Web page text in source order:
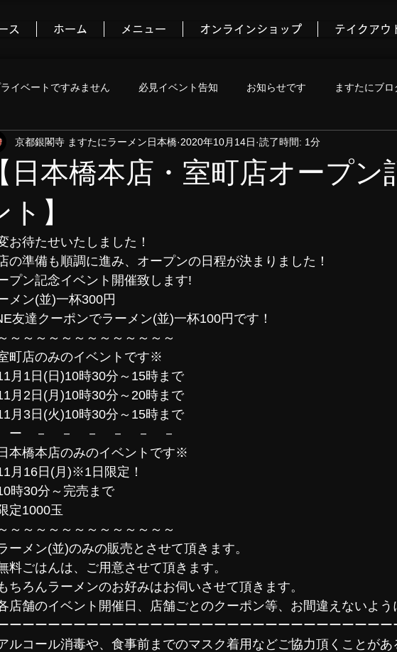
ス ホーム メニュー オンラインショップ テイクアウ
イベートですみません 必見イベント告知 お知らせです ますたにブロ
今すぐ始める コミュニティ
【日本橋本店・室町店オープン
ト】
京都銀閣寺 ますたにラーメン日本橋 2020年10月14日 読了時間: 1分
お待たせいたしました！
の準備も順調に進み、オープンの日程が決まりました！
プン記念イベント開催致します!
メン(並)一杯300円
友達クーポンでラーメン(並)一杯100円です！
～～～～～～～～～～～～～
町店のみのイベントです※
月1日(日)10時30分～15時まで
月2日(月)10時30分～20時まで
月3日(火)10時30分～15時まで
ー　－　－　－　－　－　－
本橋本店のみのイベントです※
月16日(月)※1日限定！
時30分～完売まで
定1000玉
～～～～～～～～～～～～～
ーメン(並)のみの販売とさせて頂きます。
料ごはんは、ご用意させて頂きます。
ちろんラーメンのお好みはお伺いさせて頂きます。
店舗のイベント開催日、店舗ごとのクーポン等、お間違えないよう
ーーーーーーーーーーーーーーーーーーーーーーーーーーーーーー
ルコール消毒や、食事前までのマスク着用などご協力頂くことがあ